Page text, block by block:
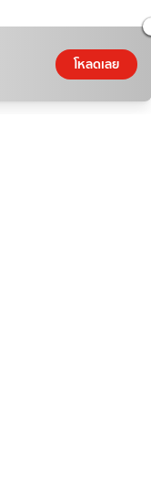
โหลดเลย